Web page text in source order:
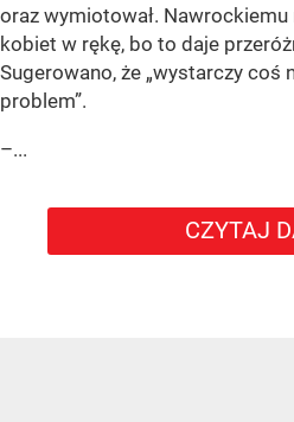
oraz wymiotował. Nawrockiemu
kobiet w rękę, bo to daje
Sugerowano, że „wystarczy coś
problem”.
–...
CZYTAJ